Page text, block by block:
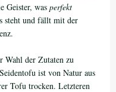
Geister, was perfekt
steht und fällt mit der
Wahl der Zutaten zu
ist von Natur aus
Tofu trocken. Letzteren